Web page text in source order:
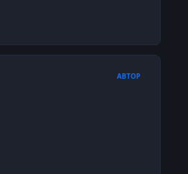
АВТОР